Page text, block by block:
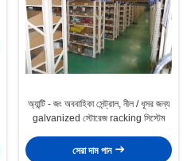
অ্যান্টি - জং অববাহিকা সেন্ট্রাল, নীল / ধূসর জন্য
galvanized স্টোরেজ racking সিস্টেম
সেরা দাম পান